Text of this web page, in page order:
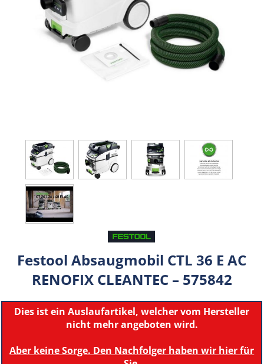
Festool Absaugmobil CTL 36 E AC
RENOFIX CLEANTEC – 575842
Dies ist ein Auslaufartikel, welcher vom Hersteller
nicht mehr angeboten wird.
Aber keine Sorge. Den Nachfolger haben wir hier für